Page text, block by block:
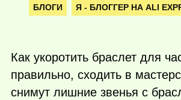
БЛОГИ Я - БЛОГГЕР НА ALI
Как укоротить браслет для
правильно, сходить в
снимут лишние звенья с